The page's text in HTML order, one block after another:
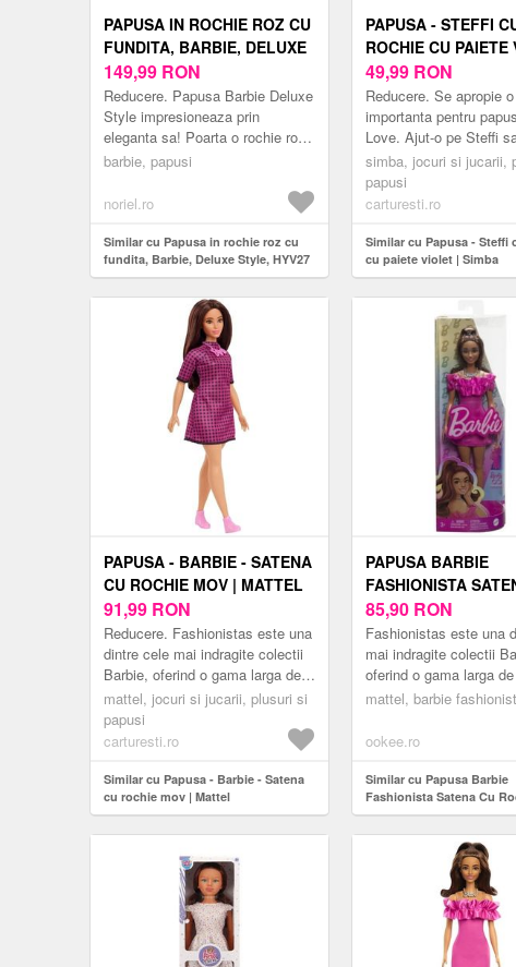
PAPUSA IN ROCHIE ROZ CU
FUNDITA, BARBIE, DELUXE
STYLE, HYV27
149,99 RON
Reducere. Papusa Barbie Deluxe
Style impresioneaza prin
eleganta sa! Poarta o rochie roz
accesorizata cu o fundita
rafin...
barbie, papusi
noriel.ro
Similar cu Papusa in rochie roz cu
fundita, Barbie, Deluxe Style, HYV27
PAPUSA - STEFFI
ROCHIE CU PAIETE
SIMBA
49,99 RON
Reducere. Se apropie
importanta pentru
Love. Ajut-o pe Steffi
rochita perfecta!
papusa Steffi, cocheta,...
simba, jocuri si jucarii,
papusi
carturesti.ro
Similar cu Papusa - Steffi
cu paiete violet | Simba
PAPUSA - BARBIE - SATENA
CU ROCHIE MOV | MATTEL
91,99 RON
Reducere. Fashionistas este una
dintre cele mai indragite colectii
Barbie, oferind o gama larga de
papusi cu diferite stiluri si
accesorii, introducand conce...
mattel, jocuri si jucarii, plusuri si
papusi
carturesti.ro
Similar cu Papusa - Barbie - Satena
cu rochie mov | Mattel
PAPUSA BARBIE
FASHIONISTA
ROCHIE ROZ
85,90 RON
Fashionistas este una
mai indragite colectii
oferind o gama larga
cu diferite stiluri si
mattel, barbie
ookee.ro
Similar cu Papusa Barbie
Fashionista Satena Cu